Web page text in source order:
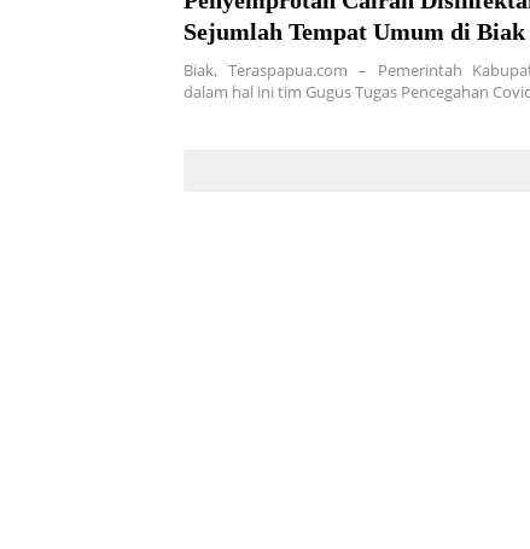
Sejumlah Tempat Umum di
Dilakukan
Biak, Teraspapua.com – Pemerintah
dalam hal ini tim Gugus Tugas Pencegahan